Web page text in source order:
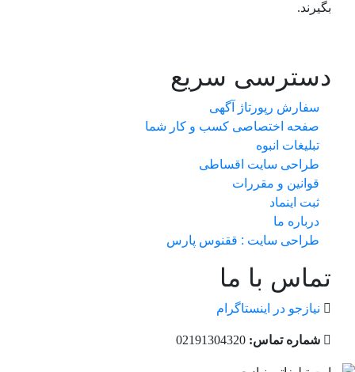
بگیرند.
دسترسی سریع
سفارش رپورتاژ آگهی
صفحه اختصاصی کسب و کار شما
تبلیغات انبوه
طراحی سایت اقساطی
قوانین و مقررات
ثبت اینماد
درباره ما
طراحی سایت : ققنوس پارس
تماس با ما
نیازجو در اینستاگرام
شماره تماس: 02191304320